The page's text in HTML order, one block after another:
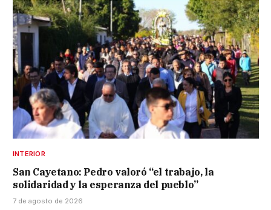
INTERIOR
San Cayetano: Pedro valoró “el trabajo, la
solidaridad y la esperanza del pueblo”
7 de agosto de 2026